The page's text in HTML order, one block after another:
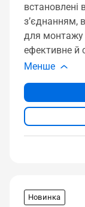
встановлені
з’єднанням,
для монтажу
ефективне й
Менше
Новинка